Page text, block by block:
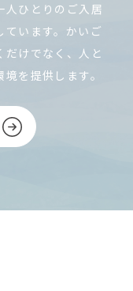
人ひとりのご入居
ています。かいご
だけでなく、人と
を提供します。